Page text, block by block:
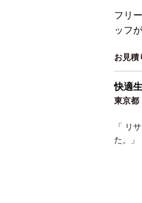
フリ
ッフ
お見積
快適
東京都
「 リ
た。」